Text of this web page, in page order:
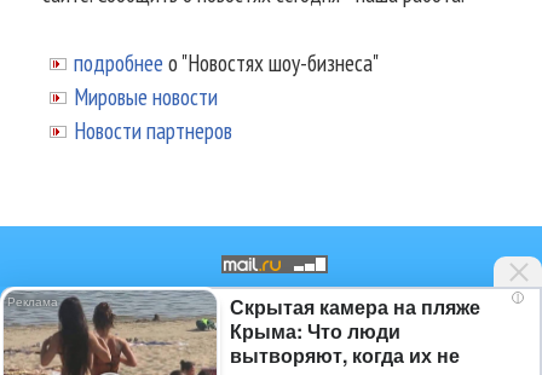
подробнее о "Новостях шоу-бизнеса"
Мировые новости
Новости партнеров
© 2002-2026.Информационное
агентство NEWSmuz - последние
новости шоу-бизнеса России
i
Скрытая камера на пляже
Крыма: Что люди
вытворяют, когда их не